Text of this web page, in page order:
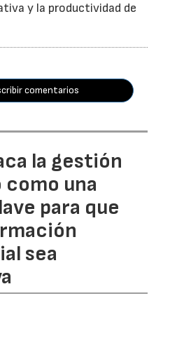
y la productividad de
comentarios
la gestión
una
para que
sea